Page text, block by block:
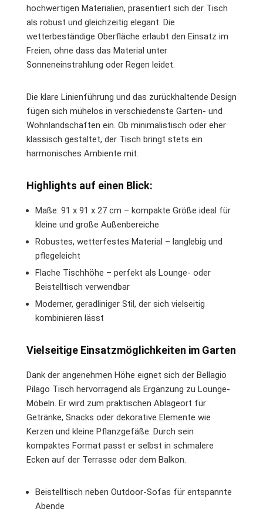
hochwertigen Materialien, präsentiert sich der Tisch
als robust und gleichzeitig elegant. Die
wetterbeständige Oberfläche erlaubt den Einsatz im
Freien, ohne dass das Material unter
Sonneneinstrahlung oder Regen leidet.
Die klare Linienführung und das zurückhaltende Design
fügen sich mühelos in verschiedenste Garten- und
Wohnlandschaften ein. Ob minimalistisch oder eher
klassisch gestaltet, der Tisch bringt stets ein
harmonisches Ambiente mit.
Highlights auf einen Blick:
Maße: 91 x 91 x 27 cm – kompakte Größe ideal für
kleine und große Außenbereiche
Robustes, wetterfestes Material – langlebig und
pflegeleicht
Flache Tischhöhe – perfekt als Lounge- oder
Beistelltisch verwendbar
Moderner, geradliniger Stil, der sich vielseitig
kombinieren lässt
Vielseitige Einsatzmöglichkeiten im Garten
Dank der angenehmen Höhe eignet sich der Bellagio
Pilago Tisch hervorragend als Ergänzung zu Lounge-
Möbeln. Er wird zum praktischen Ablageort für
Getränke, Snacks oder dekorative Elemente wie
Kerzen und kleine Pflanzgefäße. Durch sein
kompaktes Format passt er selbst in schmalere
Ecken auf der Terrasse oder dem Balkon.
Beistelltisch neben Outdoor-Sofas für entspannte
Abende